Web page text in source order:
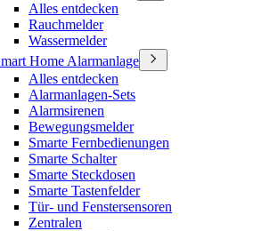
Alles entdecken
Rauchmelder
Wassermelder
Home Alarmanlage
Alles entdecken
Alarmanlagen-Sets
Alarmsirenen
Bewegungsmelder
Smarte Fernbedienungen
Smarte Schalter
Smarte Steckdosen
Smarte Tastenfelder
Tür- und Fenstersensoren
Zentralen